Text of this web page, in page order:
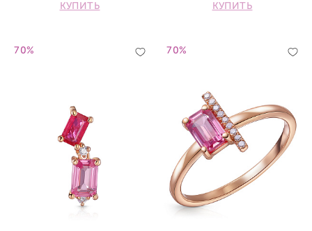
КУПИТЬ
КУПИТЬ
70% 70%